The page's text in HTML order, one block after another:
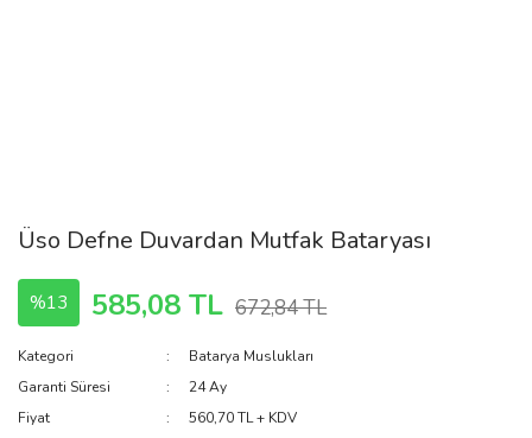
Üso Defne Duvardan Mutfak Bataryası
%13 585,08 TL 672,84 TL
Kategori
Batarya Muslukları
Garanti Süresi
24 Ay
Fiyat
560,70 TL + KDV